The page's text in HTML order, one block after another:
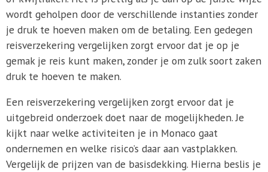
wordt geholpen door de verschillende instanties zonder
je druk te hoeven maken om de betaling. Een gedegen
reisverzekering vergelijken zorgt ervoor dat je op je
gemak je reis kunt maken, zonder je om zulk soort zaken
druk te hoeven te maken.
Een reisverzekering vergelijken zorgt ervoor dat je
uitgebreid onderzoek doet naar de mogelijkheden. Je
kijkt naar welke activiteiten je in Monaco gaat
ondernemen en welke risico’s daar aan vastplakken.
Vergelijk de prijzen van de basisdekking. Hierna beslis je